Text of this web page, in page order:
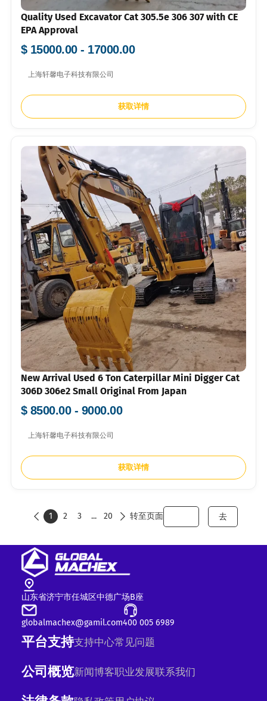
Quality Used Excavator Cat 305.5e 306 307 with CE
EPA Approval
$ 15000.00 - 17000.00
上海轩馨电子科技有限公司
获取详情
New Arrival Used 6 Ton Caterpillar Mini Digger Cat
306D 306e2 Small Original From Japan
$ 8500.00 - 9000.00
上海轩馨电子科技有限公司
获取详情
 1 2 3 ... 20  转至页面 去
山东省济宁市任城区中德广场B座
globalmachex@gamil.com400 005 6989
平台支持支持中心常见问题
公司概览新闻博客职业发展联系我们